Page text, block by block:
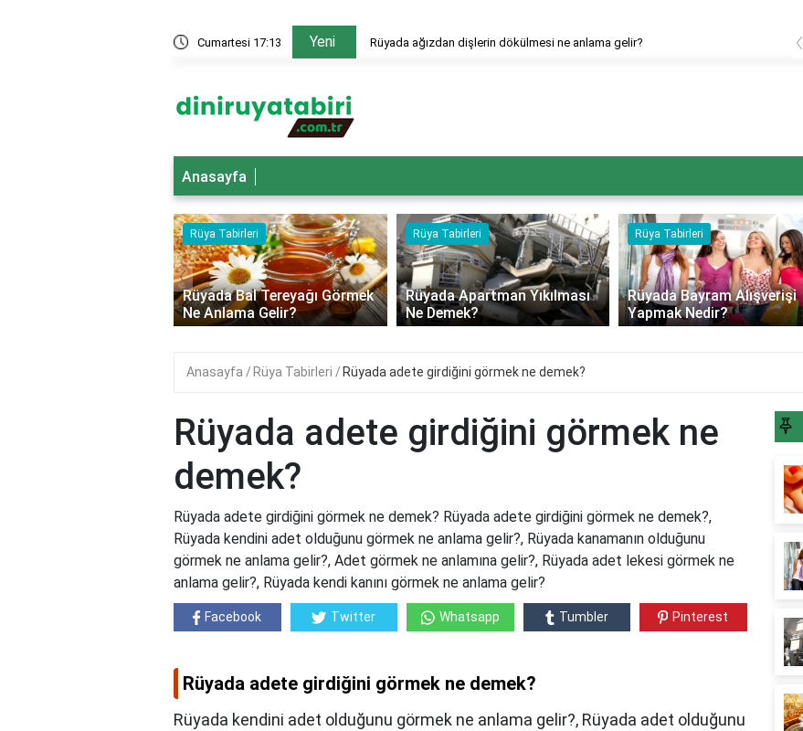
Cumartesi 17:13 Yeni
olduğunu görmek ne anlama gelir? Rüyada ağızdan dişlerin dökülmesi ne anlama gelir? ‹
Anasayfa
Rüya Tabirleri
Rüyada Bal Tereyağı Görmek
Ne Anlama Gelir?
Rüya Tabirleri
Rüyada Apartman Yıkılması
Ne Demek?
Rüya Tabirleri
Rüyada Bayram Alışverişi
Yapmak Nedir?
‹
Anasayfa Rüya Tabirleri Rüyada adete girdiğini görmek ne demek?
Rüyada adete girdiğini görmek ne
demek?
Rüyada adete girdiğini görmek ne demek? Rüyada adete girdiğini görmek ne demek?,
Rüyada kendini adet olduğunu görmek ne anlama gelir?, Rüyada kanamanın olduğunu
görmek ne anlama gelir?, Adet görmek ne anlamına gelir?, Rüyada adet lekesi görmek ne
anlama gelir?, Rüyada kendi kanını görmek ne anlama gelir?
Facebook Twitter Whatsapp Tumbler Pinterest
Rüyada adete girdiğini görmek ne demek?
Rüyada kendini adet olduğunu görmek ne anlama gelir?, Rüyada adet olduğunu